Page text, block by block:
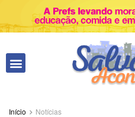
Início Notícias